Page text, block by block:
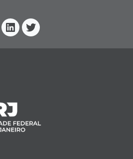
Linkedin
Twitter